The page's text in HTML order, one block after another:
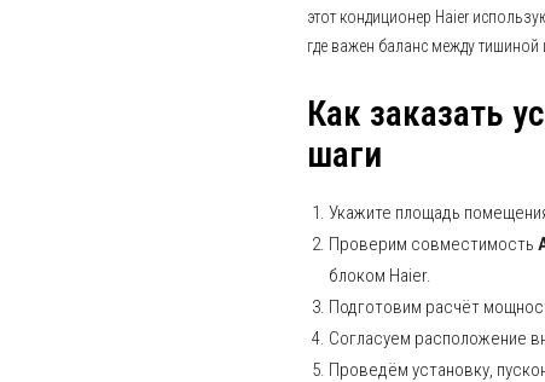
этот кондиционер Haier
где важен баланс между
Как заказать
шаги
Укажите площадь
Проверим совместимость
блоком Haier.
Подготовим расчёт
Согласуем расположение
Проведём установку,